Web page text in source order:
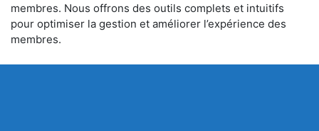
membres. Nous offrons des outils complets et intuitifs
pour optimiser la gestion et améliorer l’expérience des
membres.